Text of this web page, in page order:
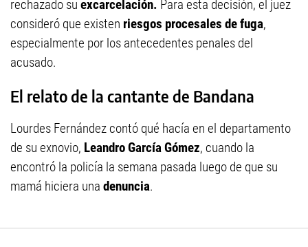
rechazado su excarcelación. Para esta decisión, el juez
consideró que existen riesgos procesales de fuga,
especialmente por los antecedentes penales del
acusado.
El relato de la cantante de Bandana
Lourdes Fernández contó qué hacía en el departamento
de su exnovio, Leandro García Gómez, cuando la
encontró la policía la semana pasada luego de que su
mamá hiciera una denuncia.